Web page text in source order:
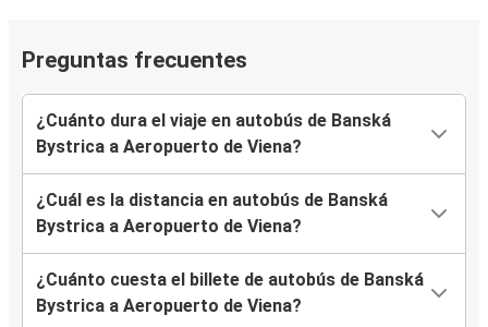
Preguntas frecuentes
¿Cuánto dura el viaje en autobús de Banská
Bystrica a Aeropuerto de Viena?
¿Cuál es la distancia en autobús de Banská
Bystrica a Aeropuerto de Viena?
¿Cuánto cuesta el billete de autobús de Banská
Bystrica a Aeropuerto de Viena?